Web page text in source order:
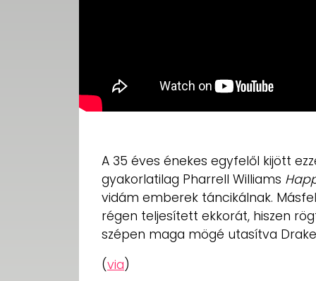
A 35 éves énekes egyfelől kijött
gyakorlatilag Pharrell Williams
vidám emberek táncikálnak.
régen teljesített ekkorát, hiszen
szépen maga mögé utasítva
(via)